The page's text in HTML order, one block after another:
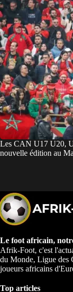
Les CAN U17 U20,
nouvelle édition au
Le foot africain,
Afrik-Foot, c'est
du Monde, Ligue des
joueurs africains
Top articles